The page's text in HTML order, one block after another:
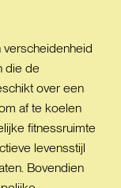
die de
over een
af te koelen
fitnessruimte
levensstijl
Bovendien